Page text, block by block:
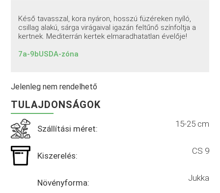
Késő tavasszal, kora nyáron, hosszú füzéreken nyíló,
csillag alakú, sárga virágaival igazán feltűnő színfoltja a
kertnek. Mediterrán kertek elmaradhatatlan évelője!
7a-9bUSDA-zóna
Jelenleg nem rendelhető
TULAJDONSÁGOK
Szállítási méret: 15-25 cm
Kiszerelés: CS 9
Növényforma: Jukka